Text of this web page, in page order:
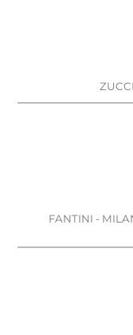
FANTINI -